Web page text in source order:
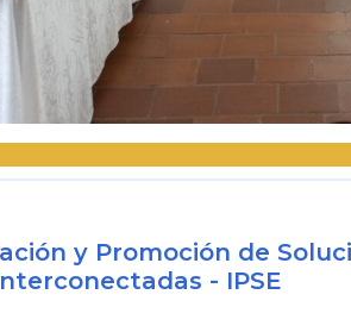
y Promoción de
- IPSE